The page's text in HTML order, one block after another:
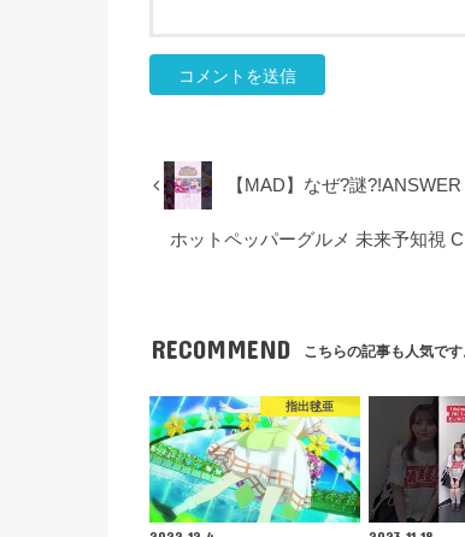
【MAD】なぜ?謎
ホットペッパーグルメ 未来予知視
RECOMMEND こちらの記事も人気です
指出毬亜